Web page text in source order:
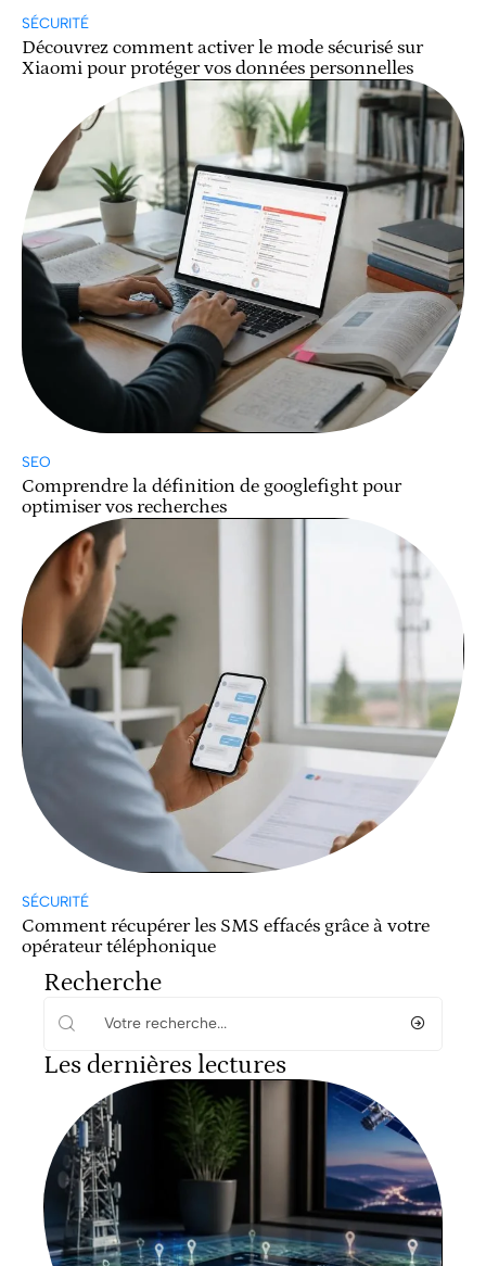
SÉCURITÉ
Découvrez comment activer le mode sécurisé sur
Xiaomi pour protéger vos données personnelles
SEO
Comprendre la définition de googlefight pour
optimiser vos recherches
SÉCURITÉ
Comment récupérer les SMS effacés grâce à votre
opérateur téléphonique
Recherche
Les dernières lectures